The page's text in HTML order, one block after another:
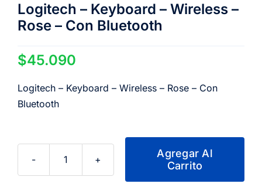
Logitech – Keyboard – Wireless –
Rose – Con Bluetooth
$45.090
Logitech – Keyboard – Wireless – Rose – Con
Bluetooth
Logitech
Agregar Al
Carrito